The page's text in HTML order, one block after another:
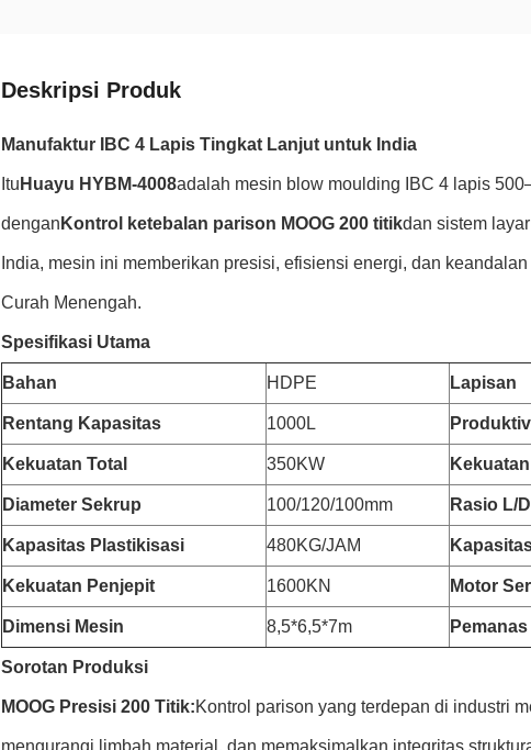
Deskripsi Produk
Manufaktur IBC 4 Lapis Tingkat Lanjut untuk India
Itu Huayu HYBM-4008adalah mesin blow moulding IBC 4 lapis
dengan Kontrol ketebalan parison MOOG 200 titikdan sistem
India, mesin ini memberikan presisi, efisiensi energi, dan
Curah Menengah.
Spesifikasi Utama
Bahan HDPE Lapisan
Rentang Kapasitas 1000L
Kekuatan Total 350KW
Diameter Sekrup 100/120/100mm Rasio L/
Kapasitas Plastikisasi 480KG/JAM
Kekuatan Penjepit 1600KN Motor
Dimensi Mesin 8,5*6,5*7m Pemanas
Sorotan Produksi
MOOG Presisi 200 Titik:Kontrol parison yang terdepan di industri
mengurangi limbah material, dan memaksimalkan integritas